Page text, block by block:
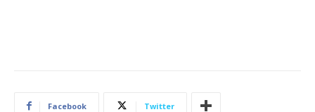
Facebook Twitter